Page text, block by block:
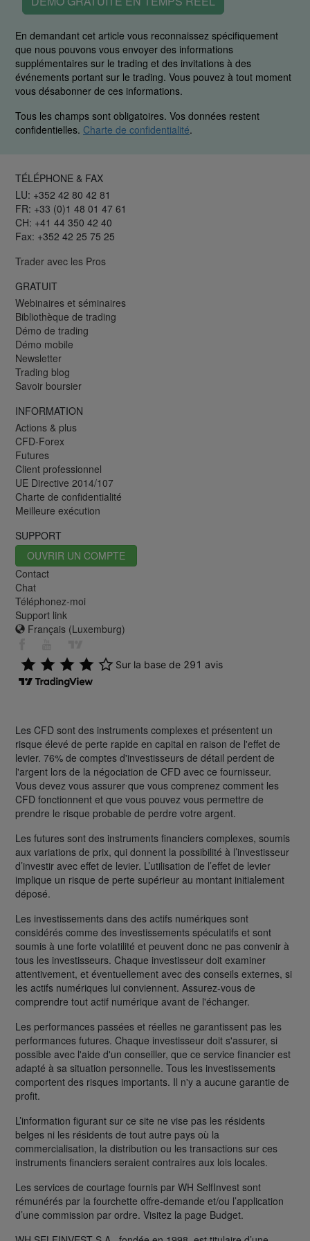
En demandant cet article vous reconnaissez spécifiquement
que nous pouvons vous envoyer des informations
supplémentaires sur le trading et des invitations à des
événements portant sur le trading. Vous pouvez à tout moment
vous désabonner de ces informations.
Tous les champs sont obligatoires. Vos données restent
confidentielles. Charte de confidentialité.
TÉLÉPHONE & FAX
LU: +352 42 80 42 81
FR: +33 (0)1 48 01 47 61
CH: +41 44 350 42 40
Fax: +352 42 25 75 25
Trader avec les Pros
GRATUIT
Webinaires et séminaires
Bibliothèque de trading
Démo de trading
Démo mobile
Newsletter
Trading blog
Savoir boursier
INFORMATION
Actions & plus
CFD-Forex
Futures
Client professionnel
UE Directive 2014/107
Charte de confidentialité
Meilleure exécution
SUPPORT
OUVRIR UN COMPTE
Contact
Chat
Téléphonez-moi
Support link
Français (Luxemburg)
Les CFD sont des instruments complexes et présentent un
risque élevé de perte rapide en capital en raison de l'effet de
levier. 76% de comptes d'investisseurs de détail perdent de
l'argent lors de la négociation de CFD avec ce fournisseur.
Vous devez vous assurer que vous comprenez comment les
CFD fonctionnent et que vous pouvez vous permettre de
prendre le risque probable de perdre votre argent.
Les futures sont des instruments financiers complexes, soumis
aux variations de prix, qui donnent la possibilité à l’investisseur
d’investir avec effet de levier. L’utilisation de l’effet de levier
implique un risque de perte supérieur au montant initialement
déposé.
Les investissements dans des actifs numériques sont
considérés comme des investissements spéculatifs et sont
soumis à une forte volatilité et peuvent donc ne pas convenir à
tous les investisseurs. Chaque investisseur doit examiner
attentivement, et éventuellement avec des conseils externes, si
les actifs numériques lui conviennent. Assurez-vous de
comprendre tout actif numérique avant de l'échanger.
Les performances passées et réelles ne garantissent pas les
performances futures. Chaque investisseur doit s'assurer, si
possible avec l'aide d'un conseiller, que ce service financier est
adapté à sa situation personnelle. Tous les investissements
comportent des risques importants. Il n'y a aucune garantie de
profit.
L’information figurant sur ce site ne vise pas les résidents
belges ni les résidents de tout autre pays où la
commercialisation, la distribution ou les transactions sur ces
instruments financiers seraient contraires aux lois locales.
Les services de courtage fournis par WH SelfInvest sont
rémunérés par la fourchette offre-demande et/ou l’application
d’une commission par ordre. Visitez la page Budget.